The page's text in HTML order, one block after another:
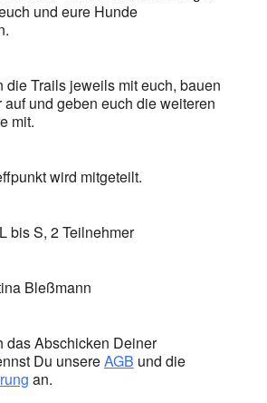
und eure Hunde
die Trails jeweils mit euch, bauen
und geben euch die weiteren
mit.
wird mitgeteilt.
bis S, 2 Teilnehmer
Bleßmann
das Abschicken Deiner
Du unsereAGB und die
an.